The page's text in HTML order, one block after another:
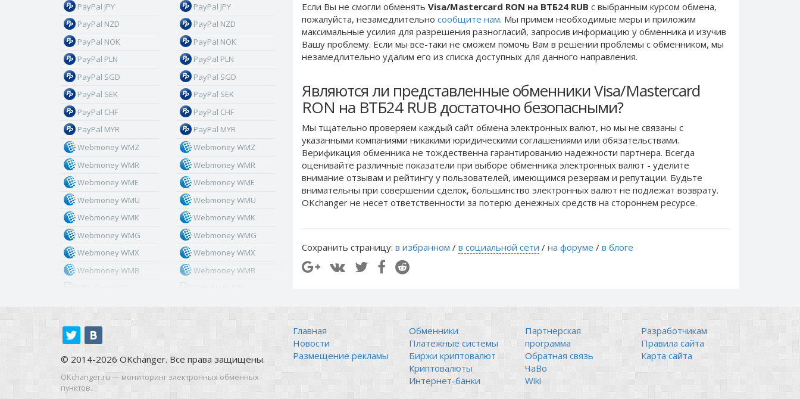
Если Вы не смогли обменять Visa/Mastercard RON на ВТБ24 RUB с выбранным курсом обмена,
пожалуйста, незамедлительно сообщите нам. Мы примем необходимые меры и приложим
максимальные усилия для разрешения разногласий, запросив информацию у обменника и изучив
Вашу проблему. Если мы все-таки не сможем помочь Вам в решении проблемы c обменником, мы
незамедлительно удалим его из списка доступных для данного направления.
Являются ли представленные обменники Visa/Mastercard
RON на ВТБ24 RUB достаточно безопасными?
Мы тщательно проверяем каждый сайт обмена электронных валют, но мы не связаны c
указанными компаниями никакими юридическими соглашениями или обязательствами.
Верификация обменника не тождественна гарантированию надежности партнера. Всегда
оценивайте различные показатели при выборе обменника электронных валют - уделите
внимание отзывам и рейтингу у пользователей, имеющимся резервам и репутации. Будьте
внимательны при совершении сделок, большинство электронных валют не подлежат возврату.
OKchanger не несет ответственности за потерю денежных средств на стороннем ресурсе.
Сохранить страницу: в избранном / в социальной сети / на форуме / в блоге
PayPal JPY
PayPal NZD
PayPal NOK
PayPal PLN
PayPal SGD
PayPal SEK
PayPal CHF
PayPal MYR
Webmoney WMZ
Webmoney WMR
Webmoney WME
Webmoney WMU
Webmoney WMK
Webmoney WMG
Webmoney WMX
Webmoney WMB
Skril PLN
Skril GBP
Skril AUD
PayPal JPY
PayPal NZD
PayPal NOK
PayPal PLN
PayPal SGD
PayPal SEK
PayPal CHF
PayPal MYR
Webmoney WMZ
Webmoney WMR
Webmoney WME
Webmoney WMU
Webmoney WMK
Webmoney WMG
Webmoney WMX
Webmoney WMB
Skril PLN
Skril GBP
Skril AUD
© 2014-2026 OKchanger. Все права защищены.
OKchanger.ru — мониторинг электронных обменных
пунктов.
Главная
Новости
Размещение рекламы
Обменники
Платежные системы
Биржи криптовалют
Криптовалюты
Интернет-банки
Партнерская
программа
Обратная связь
ЧаВо
Wiki
Разработчикам
Правила сайта
Карта сайта